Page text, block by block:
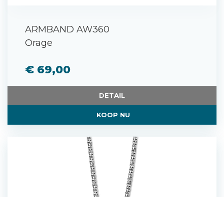
ARMBAND AW360
Orage
€ 69,00
DETAIL
KOOP NU